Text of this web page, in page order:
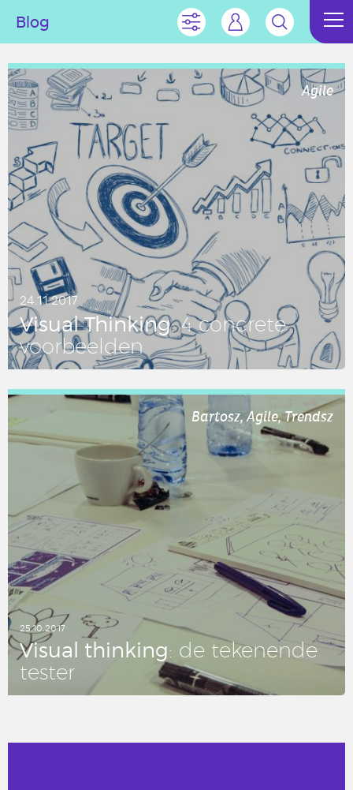
Blog
Agile
24.11.2017
Visual Thin­king: 4 con­cre­te
voor­beel­den
LEES DIT ARTIKEL
Bartosz, Agile, Trendsz
25.10.2017
Visual thin­king: de te­ke­nen­de
tester